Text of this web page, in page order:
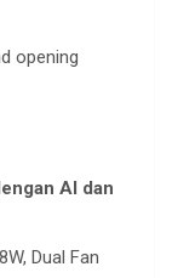
opening
AI dan
Dual Fan